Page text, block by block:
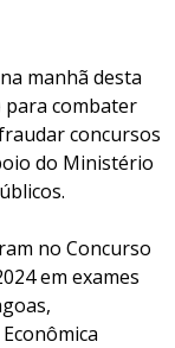
manhã desta
para combater
concursos
do Ministério
no Concurso
em exames